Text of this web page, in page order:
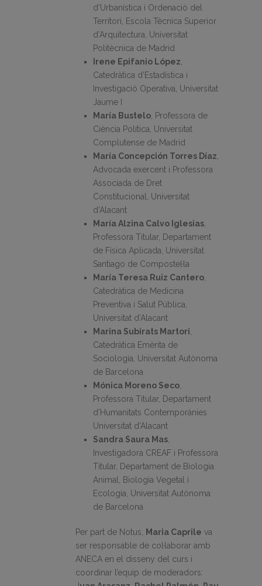
d’Urbanística i Ordenació del
Territori, Escola Tècnica Superior
d’Arquitectura, Universitat
Politècnica de Madrid
Irene Epifanio López,
Catedràtica d’Estadística i
Investigació Operativa, Universitat
Jaume I
María Bustelo, Professora de
Ciència Política, Universitat
Complutense de Madrid
María Concepción Torres Díaz,
Advocada exercent i Professora
Associada de Dret
Constitucional, Universitat
d’Alacant
María Alzina Calvo Iglesias,
Professora Titular, Departament
de Física Aplicada, Universitat
Santiago de Compostel·la
María Teresa Ruiz Cantero,
Catedràtica de Medicina
Preventiva i Salut Pública,
Universitat d’Alacant
Marina Subirats Martori,
Catedràtica Emèrita de
Sociologia, Universitat Autònoma
de Barcelona
Mónica Moreno Seco,
Professora Titular, Departament
d’Humanitats Contemporànies
Universitat d’Alacant
Sandra Saura Mas,
Investigadora CREAF i Professora
Titular, Departament de Biologia
Animal, Biologia Vegetal i
Ecologia, Universitat Autònoma
de Barcelona
Per part de Notus, Maria Caprile va
ser responsable de col·laborar amb
ANECA en el disseny del curs i
coordinar l’equip de moderadors: